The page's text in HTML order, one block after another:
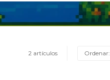
2 artículos